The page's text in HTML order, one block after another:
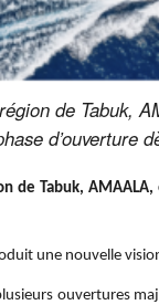
de Tabuk,
d’ouverture
de Tabuk,
une nouvelle
ouvertures